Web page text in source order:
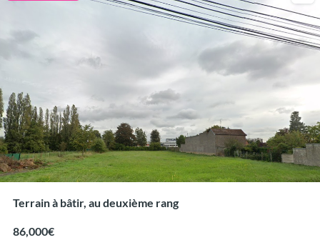
Terrain à bâtir, au deuxième rang
86,000€